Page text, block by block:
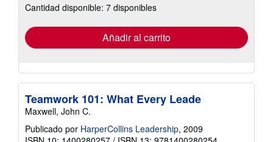
las
tarifas
envío
Cantidad disponible: 7 disponibles
Añadir al carrito
Teamwork 101: What Every Leade
Maxwell, John C.
Publicado por HarperCollins Leadership, 2009